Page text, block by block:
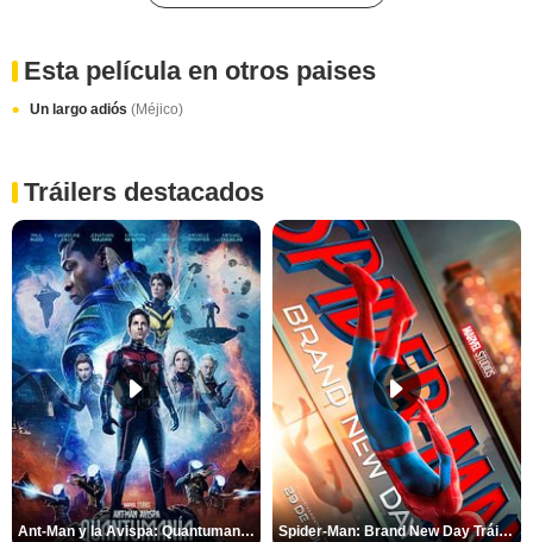
Esta película en otros paises
Un largo adiós (Méjico)
Tráilers destacados
Ant-Man y la Avispa: Quantumanía Tráiler (2) Spider-Man: Brand New Day Tráiler (3)